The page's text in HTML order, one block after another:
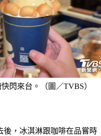
閃來台。（圖／TVBS）
的阿芙佳朵比較特殊之處在